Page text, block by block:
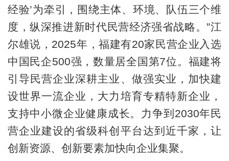
经验’为牵引，围绕主体、环境、队伍三个维
度，纵深推进新时代民营经济强省战略。”江
尔雄说，2025年，福建有20家民营企业入选
中国民企500强，数量居全国第7位。福建将
引导民营企业深耕主业、做强实业，加快建
设世界一流企业，大力培育专精特新企业，
支持中小微企业健康成长。力争到2030年民
营企业建设的省级科创平台达到近千家，让
创新资源、创新要素加快向企业集聚。